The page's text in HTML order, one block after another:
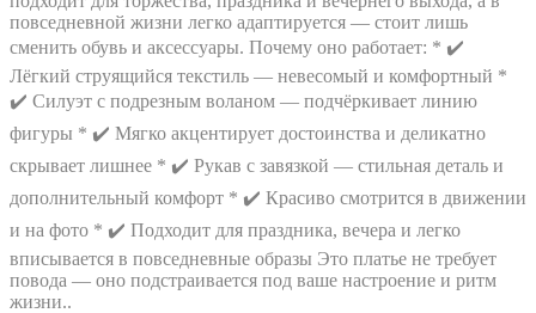
TAIER
TEFFI
TENSI
test_producer
TEZA
URS
VESNALETTO
VILENA FASHION
VITTORIA QUEEN
БелЭльСтиль
ОРХИДЕЯ
РАСПРОДАЖА
Твой Имидж
повседневной жизни легко адаптируется — стоит лишь
сменить обувь и аксессуары. Почему оно работает: * ✔️
Лёгкий струящийся текстиль — невесомый и комфортный *
✔️ Силуэт с подрезным воланом — подчёркивает линию
фигуры * ✔️ Мягко акцентирует достоинства и деликатно
скрывает лишнее * ✔️ Рукав с завязкой — стильная деталь и
дополнительный комфорт * ✔️ Красиво смотрится в движении
и на фото * ✔️ Подходит для праздника, вечера и легко
вписывается в повседневные образы Это платье не требует
повода — оно подстраивается под ваше настроение и ритм
жизни..